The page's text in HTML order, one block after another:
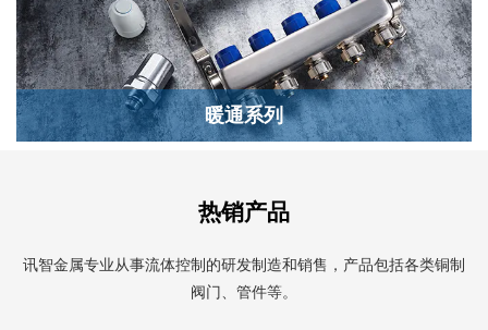
暖通系列
热销产品
讯智金属专业从事流体控制的研发制造和销售，产品包括各类铜制
阀门、管件等。